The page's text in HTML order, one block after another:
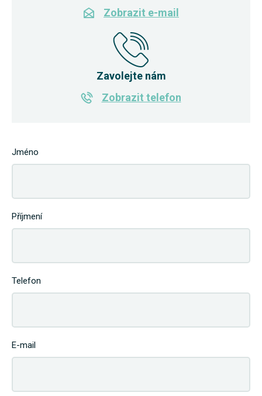
Zobrazit e-mail
Zavolejte nám
Zobrazit telefon
Jméno
Příjmení
Telefon
E-mail